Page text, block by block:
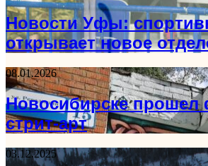
Новости Уфы:
открывает новое
08.01.2026
Новосибирске прошел
стрит-арт
03.12.2025